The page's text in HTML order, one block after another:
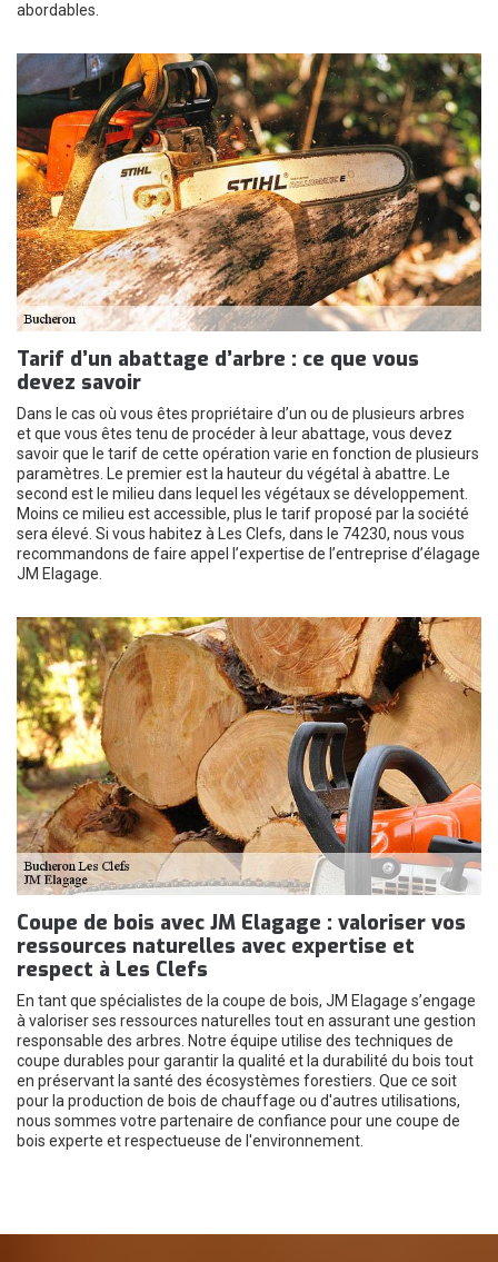
abordables.
Tarif d’un abattage d’arbre : ce que vous
devez savoir
Dans le cas où vous êtes propriétaire d’un ou de plusieurs arbres
et que vous êtes tenu de procéder à leur abattage, vous devez
savoir que le tarif de cette opération varie en fonction de plusieurs
paramètres. Le premier est la hauteur du végétal à abattre. Le
second est le milieu dans lequel les végétaux se développement.
Moins ce milieu est accessible, plus le tarif proposé par la société
sera élevé. Si vous habitez à Les Clefs, dans le 74230, nous vous
recommandons de faire appel l’expertise de l’entreprise d’élagage
JM Elagage.
Coupe de bois avec JM Elagage : valoriser vos
ressources naturelles avec expertise et
respect à Les Clefs
En tant que spécialistes de la coupe de bois, JM Elagage s’engage
à valoriser ses ressources naturelles tout en assurant une gestion
responsable des arbres. Notre équipe utilise des techniques de
coupe durables pour garantir la qualité et la durabilité du bois tout
en préservant la santé des écosystèmes forestiers. Que ce soit
pour la production de bois de chauffage ou d'autres utilisations,
nous sommes votre partenaire de confiance pour une coupe de
bois experte et respectueuse de l'environnement.